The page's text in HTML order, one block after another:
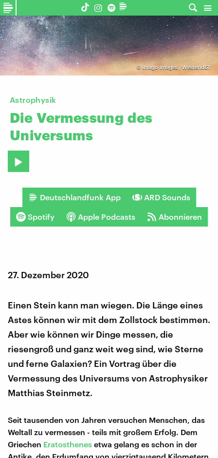
©imago images | Westend61
Astrophysik
Die Vermessung des
Universums
Deutschlandfunk App ARD Sounds
Spotify Apple Podcasts Abonnieren
27. Dezember 2020
Einen Stein kann man wiegen. Die Länge eines
Astes können wir mit dem Zollstock bestimmen.
Aber wie können wir Dinge messen, die
riesengroß und ganz weit weg sind, wie Sterne
und ferne Galaxien? Ein Vortrag über die
Vermessung des Universums von Astrophysiker
Matthias Steinmetz.
Seit tausenden von Jahren versuchen Menschen, das
Weltall zu vermessen - teils mit großem Erfolg. Dem
Griechen Eratosthenes etwa gelang es schon in der